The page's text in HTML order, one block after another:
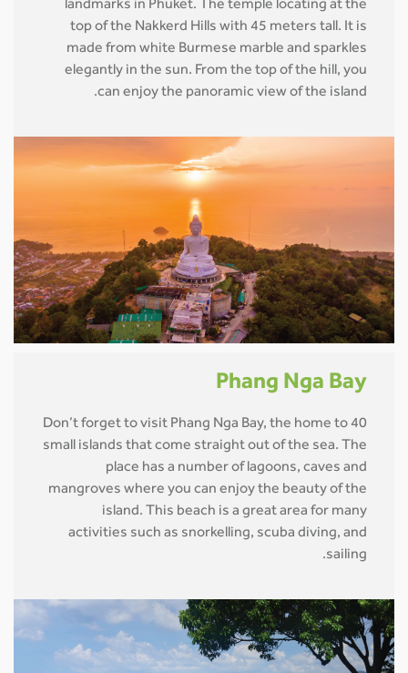
landmarks in Phuket. The temple locating at the
top of the Nakkerd Hills with 45 meters tall. It is
made from white Burmese marble and sparkles
elegantly in the sun. From the top of the hill, you
can enjoy the panoramic view of the island.
Phang Nga Bay
Don’t forget to visit Phang Nga Bay, the home to 40
small islands that come straight out of the sea. The
place has a number of lagoons, caves and
mangroves where you can enjoy the beauty of the
island. This beach is a great area for many
activities such as snorkelling, scuba diving, and
sailing.